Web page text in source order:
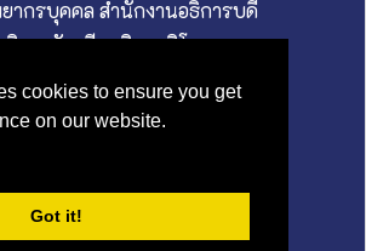
cookies to ensure you get
on our website.
Got it!
ากรบุคคล สำนักงานอธิการบดี
วิทยาลัยศรีนครินทรวิโรฒ
23 ถนนสุขุมวิท แขวงคลองเตยเหนือ
นา กรุงเทพมหานคร 10110
5000 I hrswu@g.swu.ac.th